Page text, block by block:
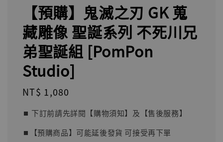
【預購】鬼滅之刃 GK 蒐
藏雕像 聖誕系列 不死川兄
弟聖誕組 [PomPon
Studio]
Regular
NT$ 1,080
⏹︎ 下訂前請先詳閱【購物須知】及【售後服務】
⏹︎【預購商品】可能延後發貨 可接受再下單